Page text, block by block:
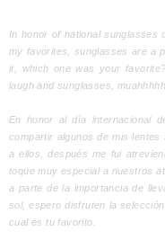
In honor of national sunglasses
my favorites, sunglasses are a
it, which one was your
laugh and sunglasses, muahhhhh
En honor al día internacional
compartir algunos de mis
a ellos, después me fui
toque muy especial a nuestros
a parte de la importancia de
sol, espero disfruten la
cual es tu favorito.